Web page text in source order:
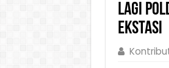
Lagi
Ekstasi